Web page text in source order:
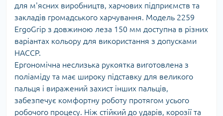
для м'ясних виробництв, харчових підприємств та
закладів громадського харчування. Модель 2259
ErgoGrip з довжиною леза 150 мм доступна в різних
варіантах кольору для використання з допусками
HACCP.
Ергономічна неслизька рукоятка виготовлена з
поліаміду та має широку підставку для великого
пальця і ​​виражений захист інших пальців,
забезпечує комфортну роботу протягом усього
робочого процесу. Ніж стійкий до ударів, корозії та